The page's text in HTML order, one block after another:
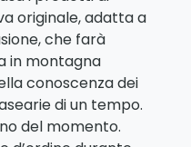
originale, adatta a
che farà
in montagna
conoscenza dei
di un tempo.
del momento.